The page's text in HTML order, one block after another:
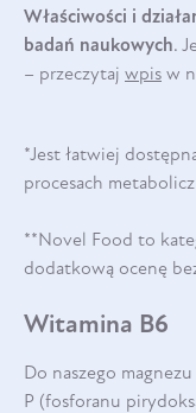
Właściwości i
badań naukowych.
– przeczytaj wpis w
*Jest łatwiej
procesach
**Novel Food to
dodatkową ocenę
Witamina B6
Do naszego
P (fosforanu